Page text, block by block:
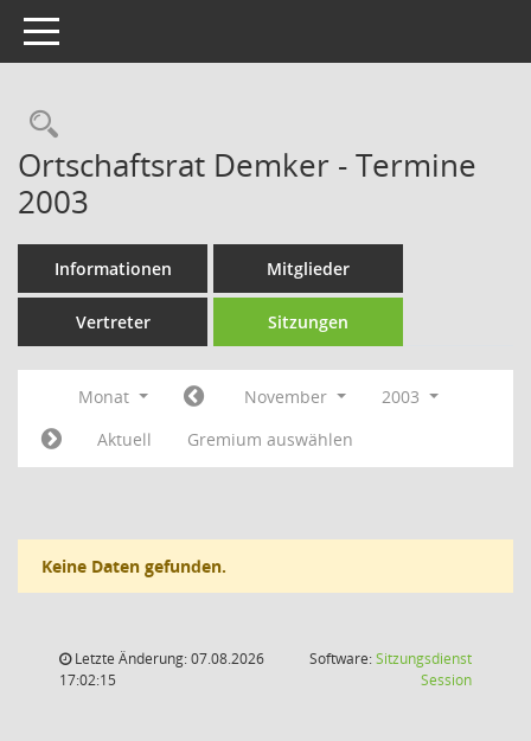
Toggle navigation
Rechercheauswahl
Ortschaftsrat Demker - Termine
2003
Informationen Mitglieder
Vertreter Sitzungen
Monat November
2003
Aktuell
Gremium auswählen
Keine Daten gefunden.
Letzte Änderung: 07.08.2026
17:02:15
Software:Sitzungsdienst
Session(Wird in